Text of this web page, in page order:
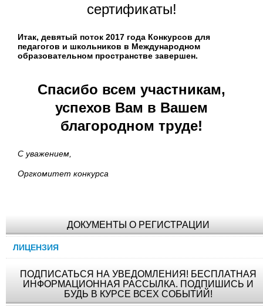
сертификаты!
Итак, девятый поток 2017 года Конкурсов для
педагогов и школьников в Международном
образовательном пространстве завершен.
Спасибо всем участникам,
успехов Вам в Вашем
благородном труде!
С уважением,
Оргкомитет конкурса
ДОКУМЕНТЫ О РЕГИСТРАЦИИ
ЛИЦЕНЗИЯ
ПОДПИСАТЬСЯ НА УВЕДОМЛЕНИЯ! БЕСПЛАТНАЯ
ИНФОРМАЦИОННАЯ РАССЫЛКА. ПОДПИШИСЬ И
БУДЬ В КУРСЕ ВСЕХ СОБЫТИЙ!